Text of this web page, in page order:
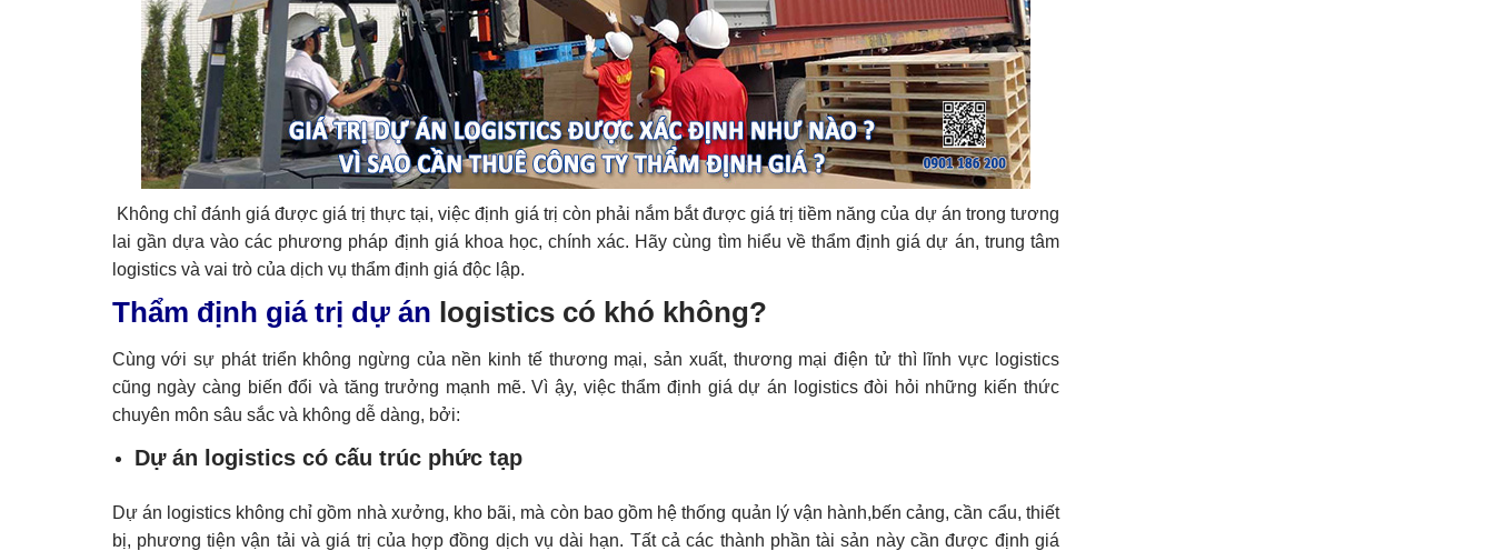
Không chỉ đánh giá được giá trị thực tại, việc định giá trị còn phải nắm bắt được giá trị tiềm năng của dự án trong tương
lai gần dựa vào các phương pháp định giá khoa học, chính xác. Hãy cùng tìm hiểu về thẩm định giá dự án, trung tâm
logistics và vai trò của dịch vụ thẩm định giá độc lập.
Thẩm định giá trị dự án logistics có khó không?
Cùng với sự phát triển không ngừng của nền kinh tế thương mại, sản xuất, thương mại điện tử thì lĩnh vực logistics
cũng ngày càng biến đổi và tăng trưởng mạnh mẽ. Vì ậy, việc thẩm định giá dự án logistics đòi hỏi những kiến thức
chuyên môn sâu sắc và không dễ dàng, bởi:
Dự án logistics có cấu trúc phức tạp
Dự án logistics không chỉ gồm nhà xưởng, kho bãi, mà còn bao gồm hệ thống quản lý vận hành,bến cảng, cần cẩu, thiết
bị, phương tiện vận tải và giá trị của hợp đồng dịch vụ dài hạn. Tất cả các thành phần tài sản này cần được định giá